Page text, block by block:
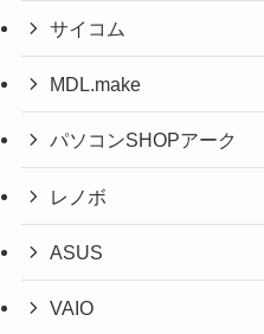
サイコム
MDL.make
パソコンSHOPアーク
レノボ
ASUS
VAIO